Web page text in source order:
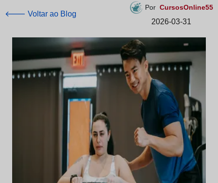
🡐 Voltar ao Blog
Por CursosOnline55
2026-03-31